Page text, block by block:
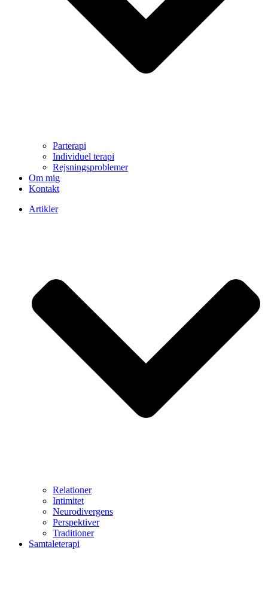
Parterapi
Individuel terapi
Rejsningsproblemer
Om mig
Kontakt
Artikler
Relationer
Intimitet
Neurodivergens
Perspektiver
Traditioner
Samtaleterapi